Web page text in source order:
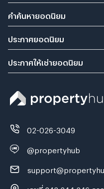
คำค้นหายอดนิยม
ประกาศยอดนิยม
ประกาศให้เช่ายอดนิยม
02-026-3049
@propertyhub